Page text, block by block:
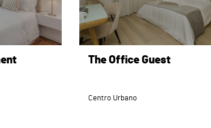
The Office Guest
Centro Urbano